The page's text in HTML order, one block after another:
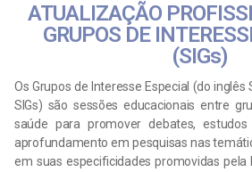
ATUALIZAÇÃO
GRUPOS DE
(SIGs)
Os Grupos de Interesse Especial (do inglês
SIGs) são sessões educacionais entre
saúde para promover debates,
aprofundamento em pesquisas nas
em suas especificidades promovidas pela